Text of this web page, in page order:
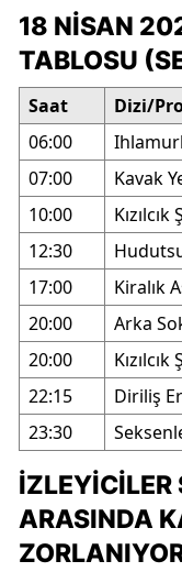
18 NISAN
TABLOSU
Saat Dizi/
06:00
07:00
Kavak
10:00
12:30
17:00
Kiralık
20:00
Arka
20:00
22:15
Diriliş
23:30
İZLEYICILER
ARASINDA